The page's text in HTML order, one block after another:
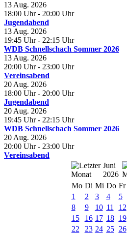
13 Aug. 2026
18:00 Uhr - 20:00 Uhr
Jugendabend
13 Aug. 2026
19:45 Uhr - 22:15 Uhr
WDB Schnellschach Sommer 2026
13 Aug. 2026
20:00 Uhr - 23:00 Uhr
Vereinsabend
20 Aug. 2026
18:00 Uhr - 20:00 Uhr
Jugendabend
20 Aug. 2026
19:45 Uhr - 22:15 Uhr
WDB Schnellschach Sommer 2026
20 Aug. 2026
20:00 Uhr - 23:00 Uhr
Vereinsabend
Juni
2026
Mo Di Mi Do Fr
1
2 3 4 5
8
9 10 11 12
15
16 17 18 19
22
23 24 25 26